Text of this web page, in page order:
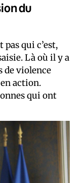
du
pas qui c’est,
Là où il y a
de violence
action.
qui ont